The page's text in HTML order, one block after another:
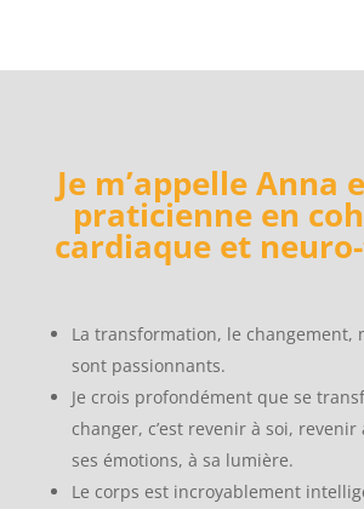
Je m’appelle Anna
praticienne en
cardiaque et
La transformation, le changement,
sont passionnants.
Je crois profondément que se
changer, c’est revenir à soi,
ses émotions, à sa lumière.
Le corps est incroyablement